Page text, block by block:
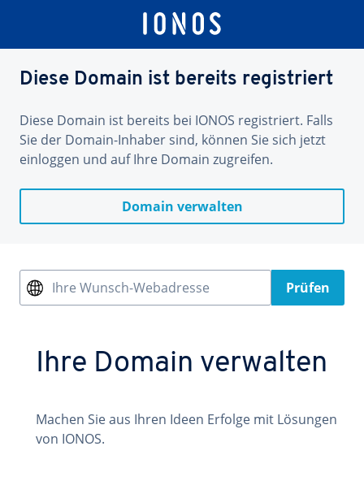
Diese Domain ist bereits registriert
Diese Domain ist bereits bei IONOS registriert. Falls
Sie der Domain-Inhaber sind, können Sie sich jetzt
einloggen und auf Ihre Domain zugreifen.
Domain verwalten
Ihre Wunsch-Webadresse Prüfen
Ihre Domain verwalten
Machen Sie aus Ihren Ideen Erfolge mit Lösungen
von IONOS.